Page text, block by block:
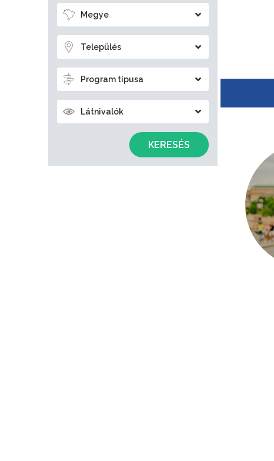
Megye
Település
Program típusa
Látnivalók
KERESÉS